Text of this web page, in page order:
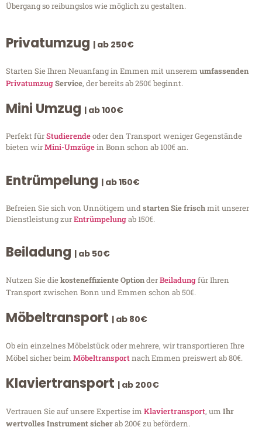
Übergang so reibungslos wie möglich zu gestalten.
Privatumzug | ab 250€
Starten Sie Ihren Neuanfang in Emmen mit unserem umfassenden
PrivatumzugService, der bereits ab 250€ beginnt.
Mini Umzug | ab 100€
Perfekt fürStudierendeoder den Transport weniger Gegenstände
bieten wirMini-Umzügein Bonn schon ab 100€ an.
Entrümpelung | ab 150€
Befreien Sie sich von Unnötigem undstarten Sie frischmit unserer
Dienstleistung zurEntrümpelungab 150€.
Beiladung | ab 50€
Nutzen Sie diekosteneffiziente OptionderBeiladungfür Ihren
Transport zwischen Bonn und Emmen schon ab 50€.
Möbeltransport | ab 80€
Ob ein einzelnes Möbelstück oder mehrere, wir transportieren Ihre
Möbel sicher beim Möbeltransportnach Emmen preiswert ab 80€.
Klaviertransport | ab 200€
Vertrauen Sie auf unsere Expertise im Klaviertransport, um Ihr
wertvolles Instrument sicherab 200€ zu befördern.